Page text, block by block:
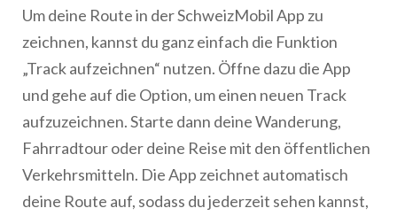
Um deine Route in der SchweizMobil App zu
zeichnen, kannst du ganz einfach die Funktion
„Track aufzeichnen“ nutzen. Öffne dazu die App
und gehe auf die Option, um einen neuen Track
aufzuzeichnen. Starte dann deine Wanderung,
Fahrradtour oder deine Reise mit den öffentlichen
Verkehrsmitteln. Die App zeichnet automatisch
deine Route auf, sodass du jederzeit sehen kannst,